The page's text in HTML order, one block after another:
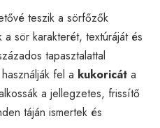
teszik a sörfőzők
a sör karakterét, textúráját és
tapasztalattal
fel a kukoricát a
a jellegzetes, frissítő
táján ismertek és